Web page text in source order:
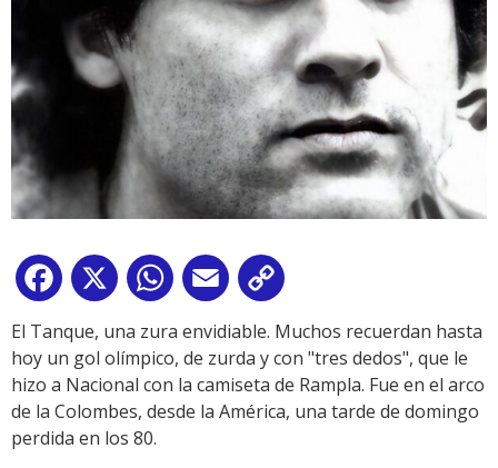
Facebook
X WhatsApp
Email
Link
El Tanque, una zura envidiable. Muchos recuerdan hasta
hoy un gol olímpico, de zurda y con "tres dedos", que le
hizo a Nacional con la camiseta de Rampla. Fue en el arco
de la Colombes, desde la América, una tarde de domingo
perdida en los 80.